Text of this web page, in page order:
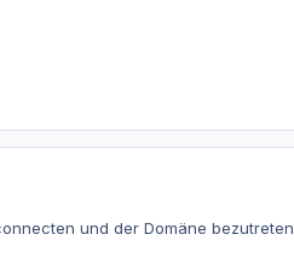
und der Domäne bezutreten